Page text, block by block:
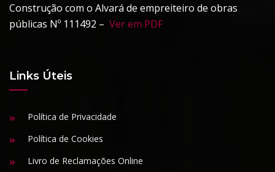
Construção com o Alvará de empreiteiro de obras
públicas Nº 111492 – Ver em PDF
Links Úteis
Política de Privacidade
Política de Cookies
Livro de Reclamações Online